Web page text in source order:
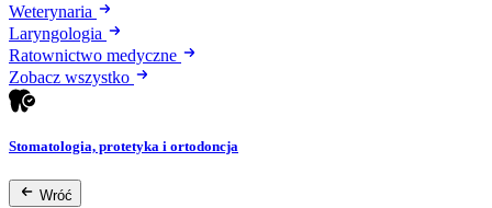
Weterynaria
Laryngologia
Ratownictwo medyczne
Zobacz wszystko
Stomatologia, protetyka i ortodoncja
Wróć